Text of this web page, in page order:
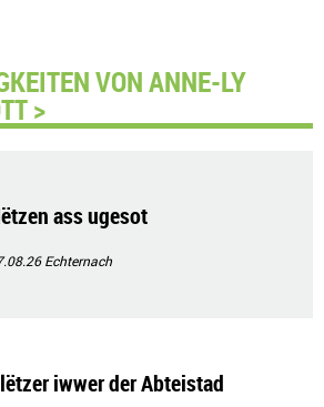
VON ANNE-LY
>
ass ugesot
Echternach
iwwer der Abteistad